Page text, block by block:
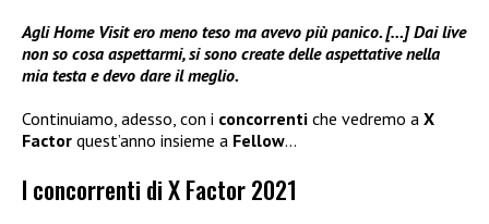
Agli Home Visit ero meno teso ma avevo più panico. […] Dai live
non so cosa aspettarmi, si sono create delle aspettative nella
mia testa e devo dare il meglio.
Continuiamo, adesso, con i concorrenti che vedremo a X
Factor quest’anno insieme a Fellow…
I concorrenti di X Factor 2021